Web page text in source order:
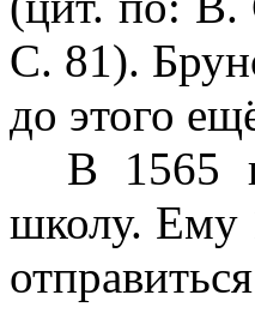
С. 81).
до этого
В 1565
школу. Ему